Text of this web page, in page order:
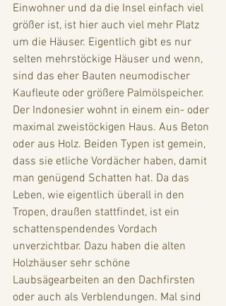
Einwohner und da die Insel einfach viel
größer ist, ist hier auch viel mehr Platz
um die Häuser. Eigentlich gibt es nur
selten mehrstöckige Häuser und wenn,
sind das eher Bauten neumodischer
Kaufleute oder größere Palmölspeicher.
Der Indonesier wohnt in einem ein- oder
maximal zweistöckigen Haus. Aus Beton
oder aus Holz. Beiden Typen ist gemein,
dass sie etliche Vordächer haben, damit
man genügend Schatten hat. Da das
Leben, wie eigentlich überall in den
Tropen, draußen stattfindet, ist ein
schattenspendendes Vordach
unverzichtbar. Dazu haben die alten
Holzhäuser sehr schöne
Laubsägearbeiten an den Dachfirsten
oder auch als Verblendungen. Mal sind